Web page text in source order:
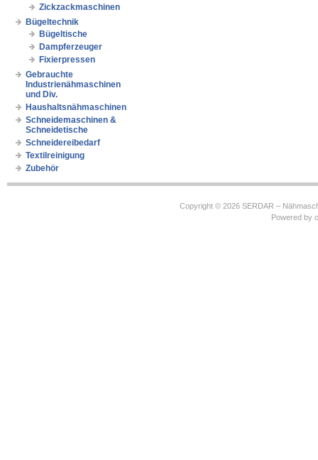
Zickzackmaschinen
Bügeltechnik
Bügeltische
Dampferzeuger
Fixierpressen
Gebrauchte
Industrienähmaschinen
und Div.
Haushaltsnähmaschinen
Schneidemaschinen &
Schneidetische
Schneidereibedarf
Textilreinigung
Zubehör
Copyright © 2026 SERDAR –
Powered by